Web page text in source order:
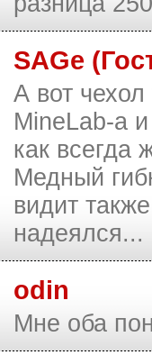
SAGe
А вот
MineLab-а
как всегда
Медный
видит
надеялся...
odin
Мне оба